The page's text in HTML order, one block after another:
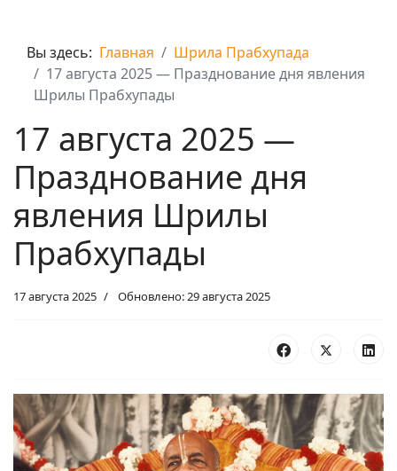
Вы здесь: Главная
Шрила Прабхупада
17 августа 2025 — Празднование дня явления
Шрилы Прабхупады
17 августа 2025 —
Празднование дня
явления Шрилы
Прабхупады
17 августа 2025 Обновлено: 29 августа 2025